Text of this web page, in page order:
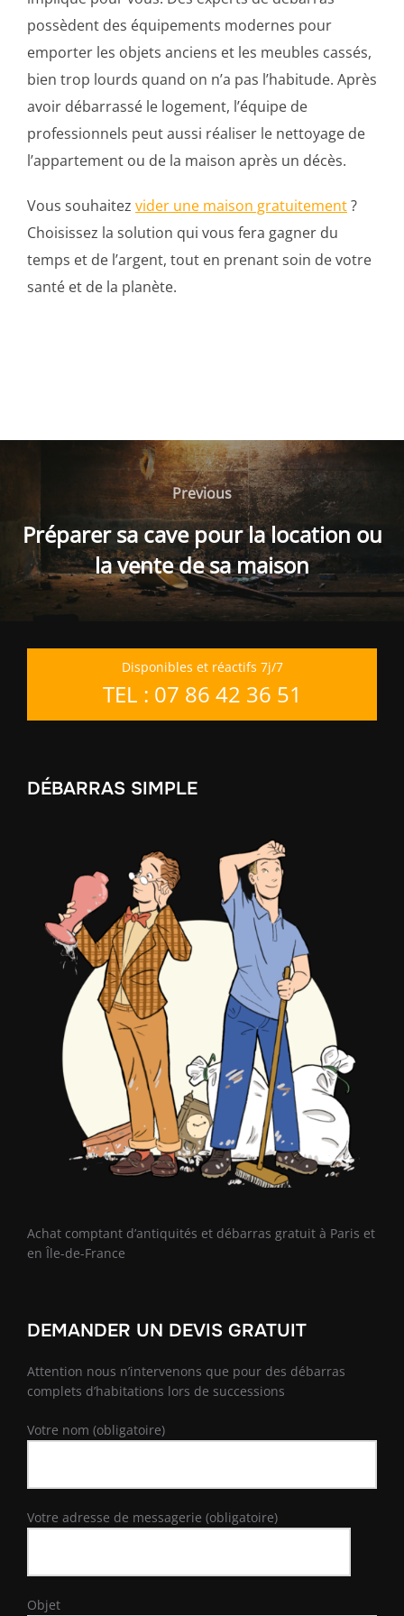
possèdent des équipements modernes pour
emporter les objets anciens et les meubles cassés,
bien trop lourds quand on n’a pas l’habitude. Après
avoir débarrassé le logement, l’équipe de
professionnels peut aussi réaliser le nettoyage de
l’appartement ou de la maison après un décès.
Vous souhaitez vider une maison gratuitement?
Choisissez la solution qui vous fera gagner du
temps et de l’argent, tout en prenant soin de votre
santé et de la planète.
Navigation
l’article
Previous
Previous
Préparer sa cave pour la location ou
la vente de sa maison
Disponibles et réactifs 7j/7
TEL : 07 86 42 36 51
DÉBARRAS SIMPLE
Achat comptant d’antiquités et débarras gratuit à Paris et
en Île-de-France
DEMANDER UN DEVIS GRATUIT
Attention nous n’intervenons que pour des débarras
complets d’habitations lors de successions
Votre nom (obligatoire)
Votre adresse de messagerie (obligatoire)
Objet